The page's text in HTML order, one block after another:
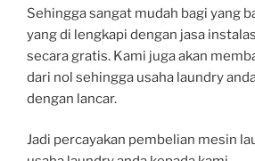
Sehingga sangat mudah bagi yang
yang di lengkapi dengan jasa
secara gratis. Kami juga akan
dari nol sehingga usaha laundry
dengan lancar.
Jadi percayakan pembelian mesin